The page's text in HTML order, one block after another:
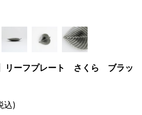
リーフプレート さくら ブラッ
込)